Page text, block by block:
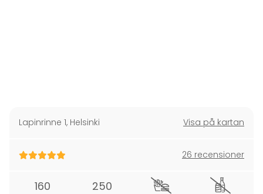
Lapinrinne 1, Helsinki Visa på kartan
26 recensioner
160 250